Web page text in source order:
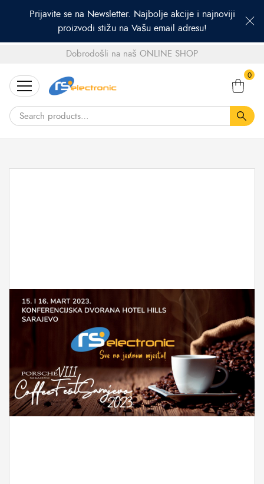
Prijavite se na Newsletter. Najbolje akcije i najnoviji
proizvodi stižu na Vašu email adresu!
Dobrodošli na naš ONLINE SHOP
for:
0